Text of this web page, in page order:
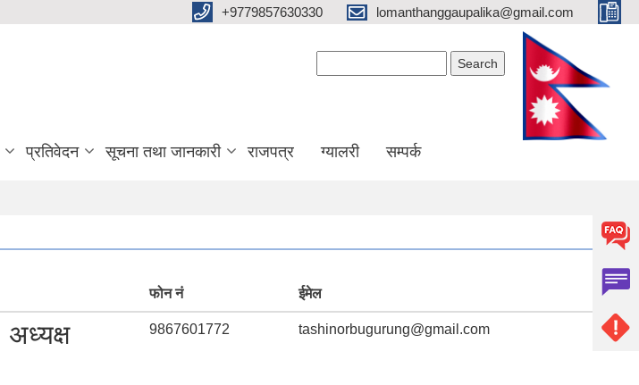
+9779857630330 lomanthanggaupalika@gmail.com
प्रतिवेदन सूचना तथा जानकारी राजपत्र ग्यालरी सम्पर्क
फोन नं ईमेल
अध्यक्ष 9867601772 tashinorbugurung@gmail.com